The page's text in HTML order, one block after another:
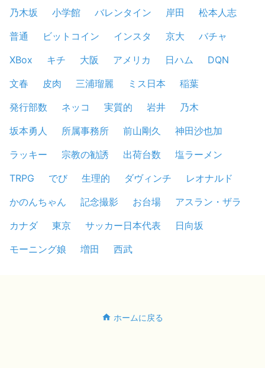
乃木坂 小学館 バレンタイン 岸田
松本人志
普通
ビットコイン インスタ 京大
バチャ
XBox
キチ 大阪 アメリカ 日ハム
DQN
文春
皮肉 三浦瑠麗 ミス日本
稲葉
発行部数
ネッコ 実質的 岩井
乃木
坂本勇人
所属事務所 前山剛久
神田沙也加
ラッキー
宗教の勧誘 出荷台数
塩ラーメン
TRPG
でび 生理的 ダヴィンチ
レオナルド
かのんちゃん
記念撮影 お台場
アスラン・ザラ
カナダ
東京 サッカー日本代表
日向坂
モーニング娘
増田 西武
ホームに戻る